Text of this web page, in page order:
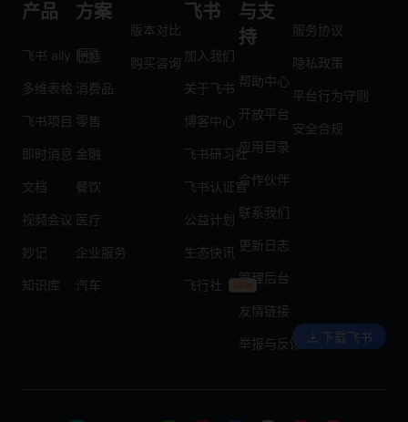
产品
飞书 aily
多维表格
飞书项目
即时消息
文档
视频会议
妙记
知识库
方案
制造
消费品
零售
金融
餐饮
医疗
企业服务
汽车
版本对比
购买咨询
飞书
加入我们
关于飞书
博客中心
飞书研习社
飞书认证官
公益计划
生态快讯
飞行社
与支
持
帮助中心
开放平台
应用目录
合作伙伴
联系我们
更新日志
管理后台
友情链接
举报与反馈
服务协议
隐私政策
平台行为守则
安全合规
下载飞书